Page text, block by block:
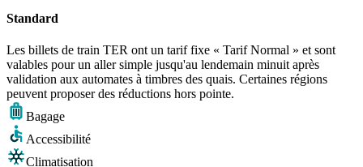
Standard
Les billets de train TER ont un tarif fixe « Tarif Normal » et sont
valables pour un aller simple jusqu'au lendemain minuit après
validation aux automates à timbres des quais. Certaines régions
peuvent proposer des réductions hors pointe.
Bagage
Accessibilité
Climatisation